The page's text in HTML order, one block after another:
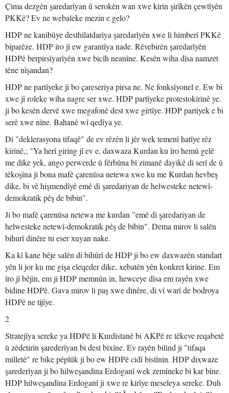
Çima dezgên şaredarîyan û serokên wan xwe kirin şirîkên çewtîyên
PKKê? Ev ne webaleke mezin e gelo?
HDP ne kanibûye desthilatdariya şaredarîyên xwe li himberî PKKê
biparêze. HDP îro jî ew garantîya nade. Rêvebirên şaredarîyên
HDPê berpirsîyarîyên xwe bicîh neanîne. Kesên wiha dîsa namzet
têne nîşandan?
HDP ne partîyeke ji bo çareseriya pirsa ne. Ne fonksîyonel e. Ew bi
xwe jî roleke wiha nagre ser xwe. HDP partîyeke protestokirinê ye.
ji bo kesên dervê xwe megafonê dest xwe girtîye. HDP partiyek e bi
serê xwe nîne. Bahanê wî qedîya ye.
Di "deklerasyona tifaqê" de ev rêzên li jêr wek temenî hatîye rêz
kirinê,; "Ya herî giring jî ev e, daxwaza Kurdan ku îro hemû gelê
me dike yek, ango perwerde û fêrbûna bi zimanê dayikê di serî de û
têkoşîna ji bona mafê çarenûsa netewa xwe ku me Kurdan hevbeş
dike, bi vê hişmendîyê emê di şaredariyan de helwesteke netewî-
demokratik pêş de bibin".
Ji bo mafê çarenûsa netewa me kurdan ”emê di şaredariyan de
helwesteke netewî-demokratik pêş de bibin". Dema mirov li salên
bihurî dinêre tu eser xuyan nake.
Ka kî kane bêje salên di bihûrî de HDP ji bo ew daxwazên standart
yên li jor ku me gişa eleqeder dike, xebatên yên konkret kirine. Em
îro jî bêjin, em ji HDP memnûn in, hewceye dîsa em rayên xwe
bidine HDPê. Gava mirov li paş xwe dinêre, di vî warî de bodroya
HDPê ne tijîye.
2
Stratejîya sereke ya HDPê li Kurdistanê bi AKPê re têkeve reqabetê
û zêdetirîn şarederîyan bi dest bixîne. Ev rayên bilind ji "tifaqa
milletê" re bike pêplûk ji bo ew HDPê cidî bistînin. HDP dixwaze
şarederîyan ji bo hilweşandina Erdoganî wek zemîneke bi kar bîne.
HDP hilweşandina Erdoganî ji xwe re kirîye meseleya sereke. Duh